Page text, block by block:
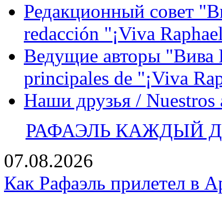
Редакционный совет
redacción "¡Viva
Ведущие авторы "Вива
principales de "¡Viva
Наши друзья / Nuestros
РАФАЭЛЬ КАЖДЫЙ
07.08.2026
Как Рафаэль прилетел в